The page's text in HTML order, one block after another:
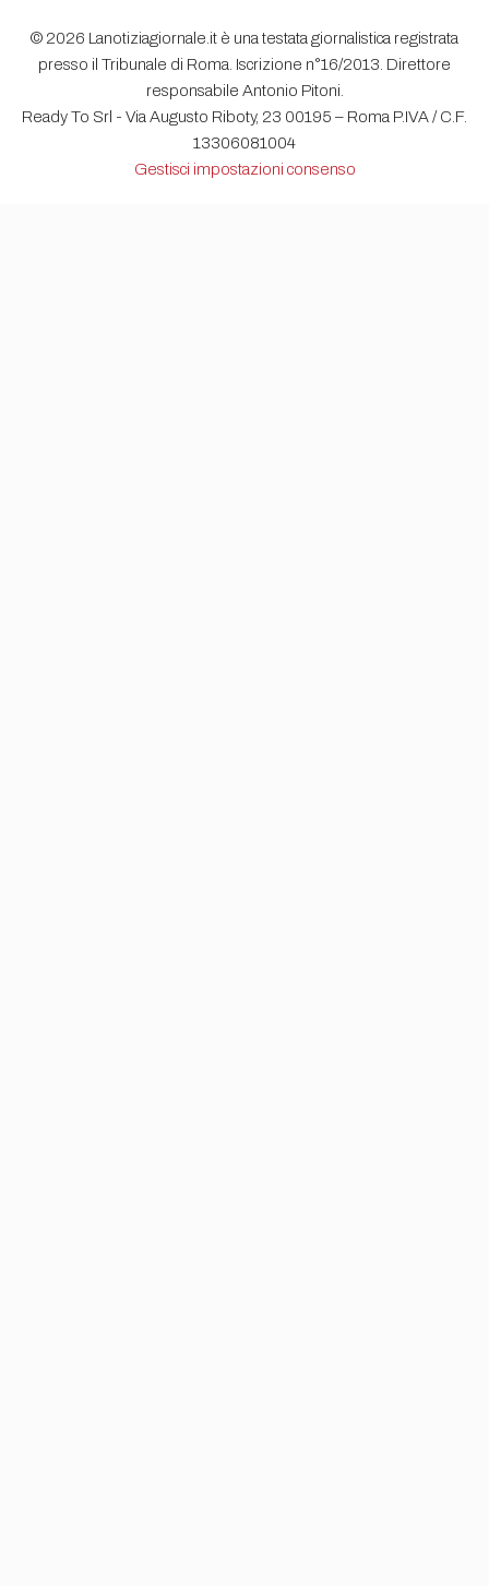
© 2026 Lanotiziagiornale.it è una testata giornalistica registrata
presso il Tribunale di Roma. Iscrizione n°16/2013. Direttore
responsabile Antonio Pitoni.
Ready To Srl - Via Augusto Riboty, 23 00195 – Roma P.IVA / C.F.
13306081004
Gestisci impostazioni consenso